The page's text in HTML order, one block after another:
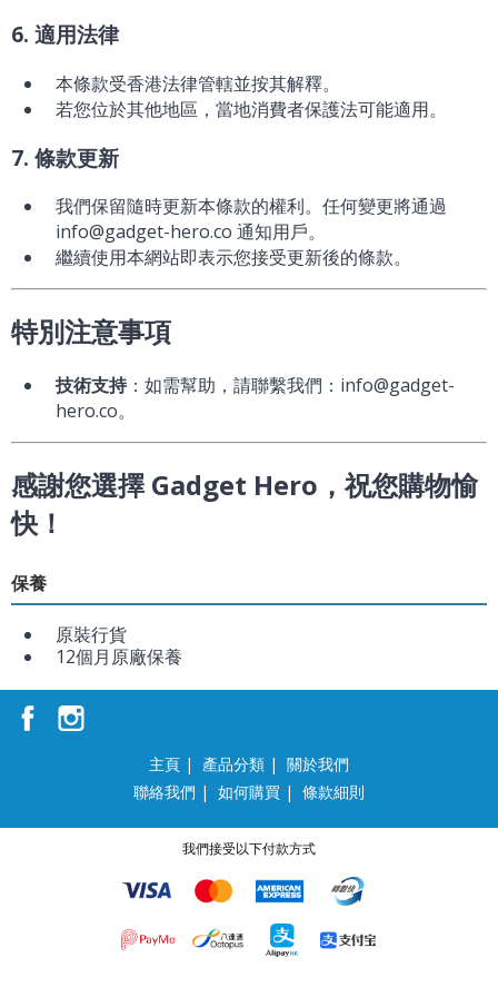
6. 適用法律
本條款受香港法律管轄並按其解釋。
若您位於其他地區，當地消費者保護法可能適用。
7. 條款更新
我們保留隨時更新本條款的權利。任何變更將通過
info@gadget-hero.co 通知用戶。
繼續使用本網站即表示您接受更新後的條款。
特別注意事項
技術支持：如需幫助，請聯繫我們：info@gadget-
hero.co。
感謝您選擇 Gadget Hero，祝您購物愉
快！
保養
原裝行貨
12個月原廠保養
主頁 | 產品分類 | 關於我們
聯絡我們 | 如何購買 | 條款細則
我們接受以下付款方式